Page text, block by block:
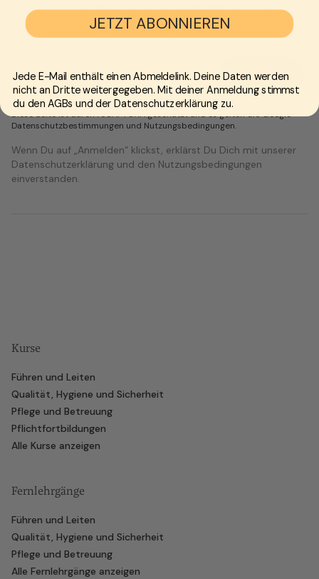
Pflege und passende Weiterbildungsangebote, die in
Deinen Alltag passen. Und als kleines Extra: Du sicherst
Dir 10 Prozent auf Deine erste Weiterbildung.
Diese Seite ist durch reCAPTCHA geschützt und es gelten die Google
Datenschutzbestimmungen und Nutzungsbedingungen.
Wenn Du auf „Anmelden“ klickst, erklärst Du Dich mit unserer
Datenschutzerklärung und den Nutzungsbedingungen
einverstanden.
Kurse
Führen und Leiten
Qualität, Hygiene und Sicherheit
Pflege und Betreuung
Pflichtfortbildungen
Alle Kurse anzeigen
Fernlehrgänge
Führen und Leiten
Qualität, Hygiene und Sicherheit
Pflege und Betreuung
Alle Fernlehrgänge anzeigen
JETZT ABONNIEREN
Jede E-Mail enthält einen Abmeldelink. Deine Daten werden
nicht an Dritte weitergegeben. Mit deiner Anmeldung stimmst
du den AGBs und der Datenschutzerklärung zu.